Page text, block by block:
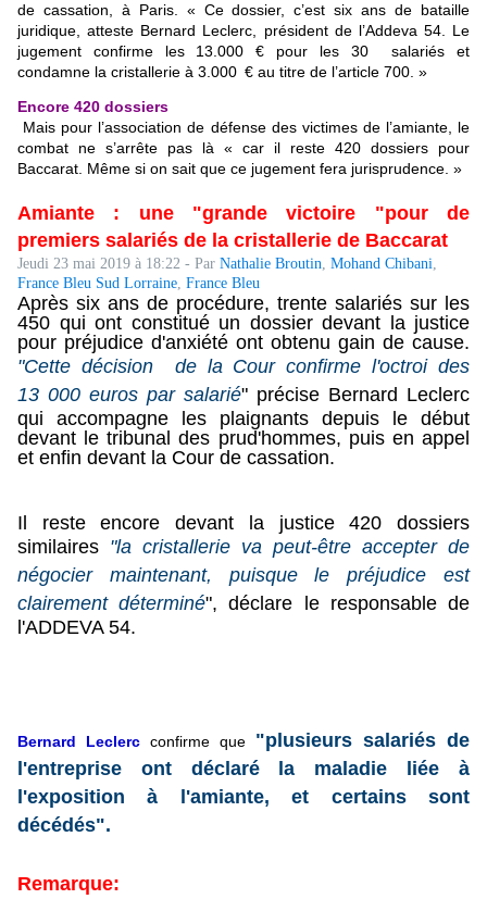
de cassation, à Paris. « Ce dossier, c’est six ans de bataille
juridique, atteste Bernard Leclerc, président de l’Addeva 54. Le
jugement confirme les 13.000 € pour les 30 salariés et
condamne la cristallerie à 3.000 € au titre de l’article 700. »
Encore 420 dossiers
Mais pour l’association de défense des victimes de l’amiante, le
combat ne s’arrête pas là « car il reste 420 dossiers pour
Baccarat. Même si on sait que ce jugement fera jurisprudence. »
Amiante : une "grande victoire "pour de
premiers salariés de la cristallerie de Baccarat
Jeudi 23 mai 2019 à 18:22 - Par Nathalie Broutin, Mohand Chibani,
France Bleu Sud Lorraine, France Bleu
Après six ans de procédure, trente salariés sur les
450 qui ont constitué un dossier devant la justice
pour préjudice d'anxiété ont obtenu gain de cause.
"Cette décision de la Cour confirme l'octroi des
13 000 euros par salarié" précise Bernard Leclerc
qui accompagne les plaignants depuis le début
devant le tribunal des prud'hommes, puis en appel
et enfin devant la Cour de cassation.
Il reste encore devant la justice 420 dossiers
similaires "la cristallerie va peut-être accepter de
négocier maintenant, puisque le préjudice est
clairement déterminé", déclare le responsable de
l'ADDEVA 54.
Bernard Leclerc confirme que "plusieurs salariés de
l'entreprise ont déclaré la maladie liée à
l'exposition à l'amiante, et certains sont
décédés".
Remarque: